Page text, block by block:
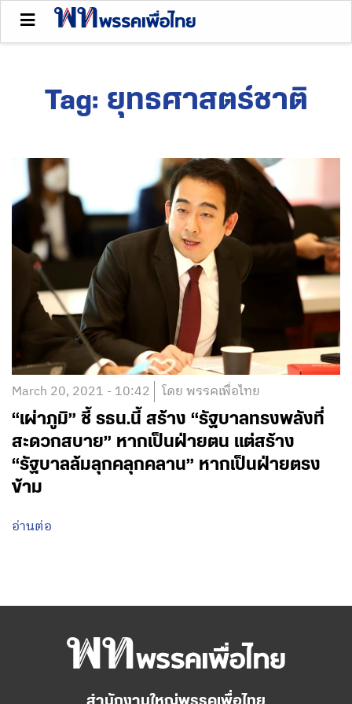
Tag: ยุทธศาสตร์ชาติ
March 20, 2021 - 10:42 โดย พรรคเพื่อไทย
“เผ่าภูมิ” ชี้ รธน.นี้ สร้าง “รัฐบาลทรงพลังที่
สะดวกสบาย” หากเป็นฝ่ายตน แต่สร้าง
“รัฐบาลล้มลุกคลุกคลาน” หากเป็นฝ่ายตรง
ข้าม
อ่านต่อ